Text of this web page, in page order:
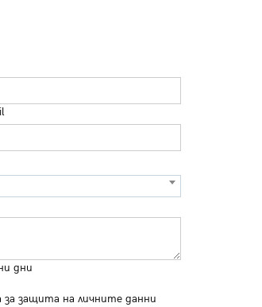
дни
защита на личните данни